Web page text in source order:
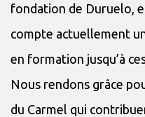
fondation de Duruelo,
compte actuellement
en formation jusqu’à
Nous rendons grâce
du Carmel qui